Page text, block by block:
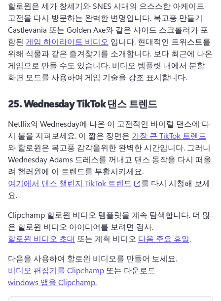
할로윈은 세가 창세기와 SNES 시대의 으스스한 아케이드
고전을 다시 방문하는 완벽한 변명입니다. 복고풍 만들기
Castlevania 또는 Golden Axe와 같은 사이드 스크롤러가 포
함된 게임 하이라이트 비디오 입니다. 현대적인 트위스트를
위해 식물과 같은 즐겨찾기를 소개합니다. 보다 최근에 나온
게임으로 만들 수도 있습니다. 비디오 템플릿 내에서 분할
화면 모드를 사용하여 게임 기술을 강조 표시합니다.
25.Wednesday TikTok 댄스 트렌드
Netflix의 Wednesday에 나온 이 고전적인 바이럴 댄스에 다
시 불을 지펴보세요. 이 짧은 장면은 가장 큰 TikTok 트렌드
와 할로윈은 복고풍 감각을위한 완벽한 시간입니다. 그러니
Wednesday Adams 드레스를 꺼내고 댄스 동작을 다시 떠올
려 핼러윈에 이 트렌드를 부활시키세요.
여기에서 댄스 챌린지 TikTok 트렌드
(opens in a new tab)
를 다시 시청해 보세
요.
Clipchamp 할로윈 비디오 템플릿을 계속 탐색합니다. 더 많
은 할로윈 비디오 아이디어를 보려면 검사.
할로윈 비디오 초대 또는 계획 비디오 다음 주요 휴일.
다음을 사용하여 할로윈 비디오를 만들어 보세요.
비디오 편집기를 Clipchamp 또는 다운로드
windows 앱을 Clipchamp.